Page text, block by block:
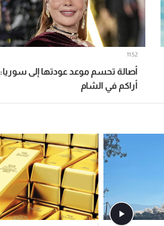
أصالة تحسم موعد عودتها إلى سوريا:
أراكم في الشام
11:52